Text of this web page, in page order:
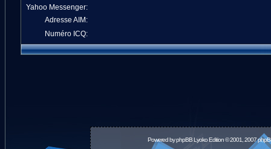
Yahoo Messenger:
Adresse AIM:
Numéro ICQ:
Powered byphpBBLyoko Edition © 2001, 2007